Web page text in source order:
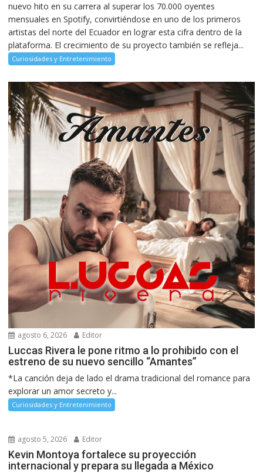
nuevo hito en su carrera al superar los 70.000 oyentes
mensuales en Spotify, convirtiéndose en uno de los primeros
artistas del norte del Ecuador en lograr esta cifra dentro de la
plataforma. El crecimiento de su proyecto también se refleja...
Curiosidades y Entretenimiento
agosto 6, 2026 Editor
Luccas Rivera le pone ritmo a lo prohibido con el
estreno de su nuevo sencillo “Amantes”
*La canción deja de lado el drama tradicional del romance para
explorar un amor secreto y...
Curiosidades y Entretenimiento
agosto 5, 2026 Editor
Kevin Montoya fortalece su proyección
internacional y prepara su llegada a México